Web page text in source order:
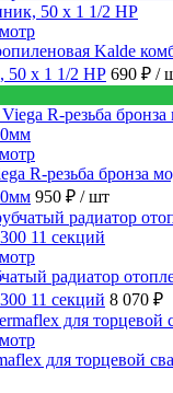
Kalde
50 x 1 1/2 НР 690 ₽ /
R-резьба бронза
950 ₽ / шт
радиатор
11 секций 8 070 ₽
для торцевой